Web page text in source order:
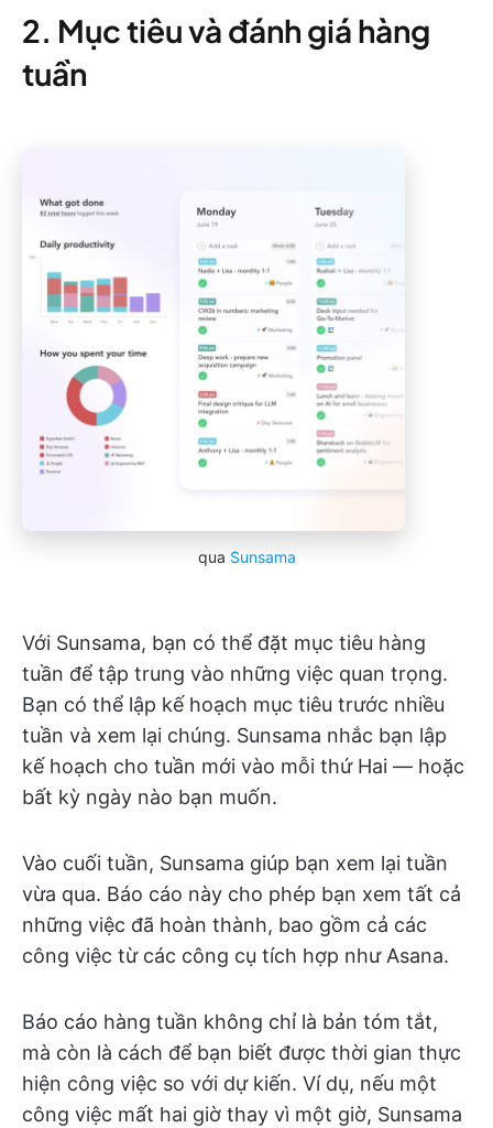
2. Mục tiêu và đánh giá hàng
tuần
qua Sunsama
Với Sunsama, bạn có thể đặt mục tiêu hàng
tuần để tập trung vào những việc quan trọng.
Bạn có thể lập kế hoạch mục tiêu trước nhiều
tuần và xem lại chúng. Sunsama nhắc bạn lập
kế hoạch cho tuần mới vào mỗi thứ Hai — hoặc
bất kỳ ngày nào bạn muốn.
Vào cuối tuần, Sunsama giúp bạn xem lại tuần
vừa qua. Báo cáo này cho phép bạn xem tất cả
những việc đã hoàn thành, bao gồm cả các
công việc từ các công cụ tích hợp như Asana.
Báo cáo hàng tuần không chỉ là bản tóm tắt,
mà còn là cách để bạn biết được thời gian thực
hiện công việc so với dự kiến. Ví dụ, nếu một
công việc mất hai giờ thay vì một giờ, Sunsama